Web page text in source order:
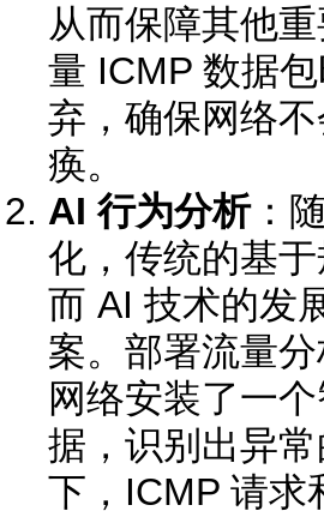
从而保障其他
量 ICMP 数据
弃，确保网络
痪。
AI 行为分析：
化，传统的基
而 AI 技术的发
案。部署流量
网络安装了一
据，识别出异
下，ICMP 请求